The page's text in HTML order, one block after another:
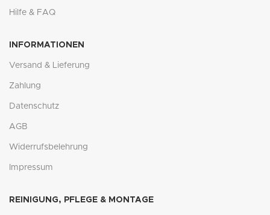
Hilfe & FAQ
INFORMATIONEN
Versand & Lieferung
Zahlung
Datenschutz
AGB
Widerrufsbelehrung
Impressum
REINIGUNG, PFLEGE & MONTAGE